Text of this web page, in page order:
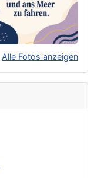
Alle Fotos anzeigen